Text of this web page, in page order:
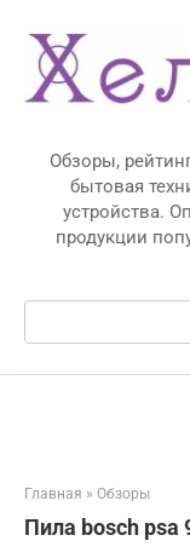
контенту
Обзоры,
бытовая
устройства.
продукции
Поиск:
Главная » Обзоры
Пила bosch psa